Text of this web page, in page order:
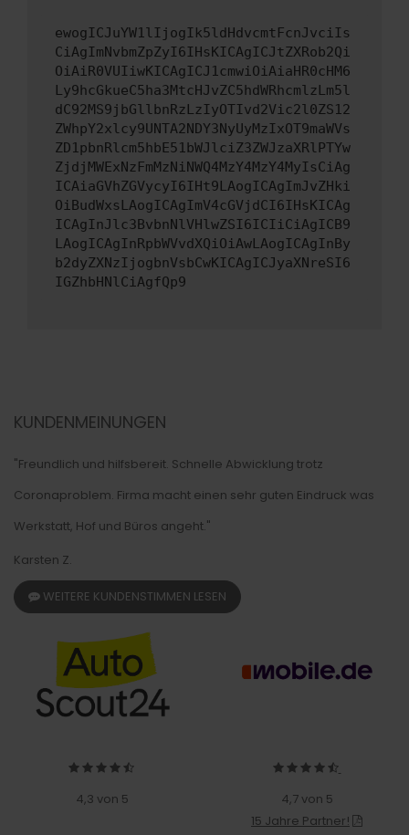
ewogICJuYW1lIjogIk5ldHdvcmtFcnJvciIs
CiAgImNvbmZpZyI6IHsKICAgICJtZXRob2Qi
OiAiR0VUIiwKICAgICJ1cmwiOiAiaHR0cHM6
Ly9hcGkueC5ha3MtcHJvZC5hdWRhcmlzLm5l
dC92MS9jbGllbnRzLzIyOTIvd2Vic2l0ZS12
ZWhpY2xlcy9UNTA2NDY3NyUyMzIxOT9maWVs
ZD1pbnRlcm5hbE51bWJlciZ3ZWJzaXRlPTYw
ZjdjMWExNzFmMzNiNWQ4MzY4MzY4MyIsCiAg
ICAiaGVhZGVycyI6IHt9LAogICAgImJvZHki
OiBudWxsLAogICAgImV4cGVjdCI6IHsKICAg
ICAgInJlc3BvbnNlVHlwZSI6ICIiCiAgICB9
LAogICAgInRpbWVvdXQiOiAwLAogICAgInBy
b2dyZXNzIjogbnVsbCwKICAgICJyaXNreSI6
IGZhbHNlCiAgfQp9
KUNDENMEINUNGEN
"Freundlich und hilfsbereit. Schnelle Abwicklung trotz
Coronaproblem. Firma macht einen sehr guten Eindruck was
Werkstatt, Hof und Büros angeht."
Karsten Z.
WEITERE KUNDENSTIMMEN LESEN
4,3 von 5
4,7 von 5
15 Jahre Partner!